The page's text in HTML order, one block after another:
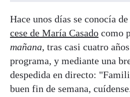
Hace unos días se conocía
cese de María Casado como
mañana, tras casi cuatro
programa, y mediante una
despedida en directo:
buen fin de semana,